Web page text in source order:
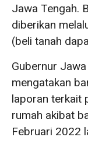
Jawa Tengah.
diberikan
(beli tanah
Gubernur
mengatakan
laporan terkait
rumah akibat
Februari 2022